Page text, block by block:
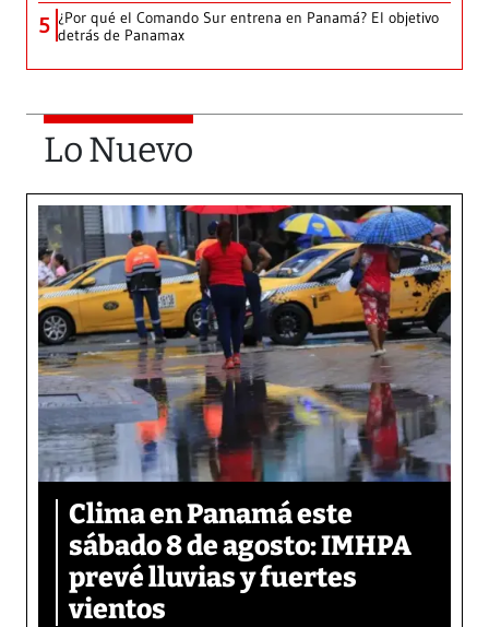
5 ¿Por qué el Comando Sur entrena en Panamá? El objetivo
detrás de Panamax
Lo Nuevo
Clima en Panamá este
sábado 8 de agosto: IMHPA
prevé lluvias y fuertes
vientos